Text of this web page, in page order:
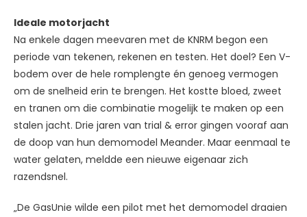
Ideale motorjacht
Na enkele dagen meevaren met de KNRM begon een
periode van tekenen, rekenen en testen. Het doel? Een V-
bodem over de hele romplengte én genoeg vermogen
om de snelheid erin te brengen. Het kostte bloed, zweet
en tranen om die combinatie mogelijk te maken op een
stalen jacht. Drie jaren van trial & error gingen vooraf aan
de doop van hun demomodel Meander. Maar eenmaal te
water gelaten, meldde een nieuwe eigenaar zich
razendsnel.
„De GasUnie wilde een pilot met het demomodel draaien